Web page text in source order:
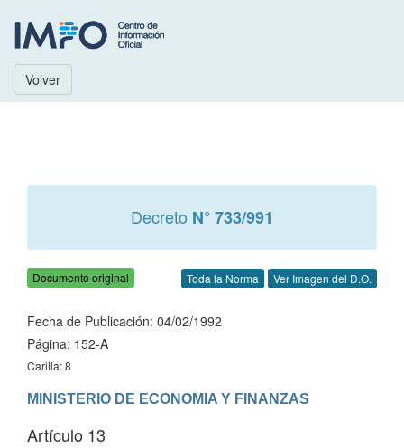
Volver
Decreto N° 733/991
Documento original Toda la Norma Ver Imagen del D.O.
Fecha de Publicación: 04/02/1992
Página: 152-A
Carilla: 8
MINISTERIO DE ECONOMIA Y FINANZAS
Artículo 13